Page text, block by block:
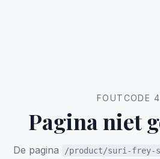
FOUTCODE
Pagina niet
De pagina
/product/suri-frey-